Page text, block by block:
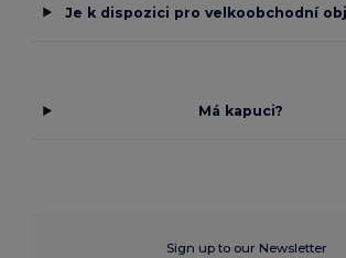
Je k dispozici pro velkoobchodní
Má kapuci?
Sign up to our Newsletter